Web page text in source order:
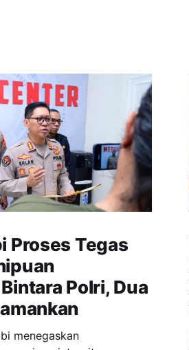
Proses Tegas
Polri, Dua
menegaskan